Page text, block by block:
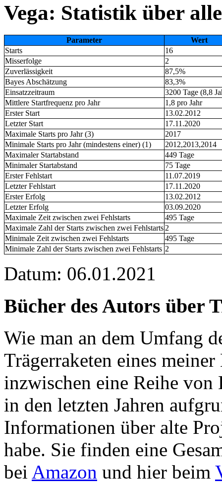
Vega: Statistik über
Parameter
Wert
Starts
16
Misserfolge
2
Zuverlässigkeit
87,5%
Bayes Abschätzung
83,3%
Einsatzzeitraum
3200 Tage (8,8
Mittlere Startfrequenz pro Jahr
1,8 pro Jahr
Erster Start
13.02.2012
Letzter Start
17.11.2020
Maximale Starts pro Jahr (3)
2017
Minimale Starts pro Jahr (mindestens einer) (1)
2012,2013,2014
Maximaler Startabstand
449 Tage
Minimaler Startabstand
75 Tage
Erster Fehlstart
11.07.2019
Letzter Fehlstart
17.11.2020
Erster Erfolg
13.02.2012
Letzter Erfolg
03.09.2020
Maximale Zeit zwischen zwei Fehlstarts
495 Tage
Maximale Zahl der Starts zwischen zwei Fehlstarts 2
Minimale Zeit zwischen zwei Fehlstarts
495 Tage
Minimale Zahl der Starts zwischen zwei Fehlstarts 2
Datum: 06.01.2021
Bücher des Autors über
Wie man an dem Umfang
Trägerraketen eines
inzwischen eine Reihe
in den letzten Jahren
Informationen über alte
habe. Sie finden eine
bei Amazon und hier beim